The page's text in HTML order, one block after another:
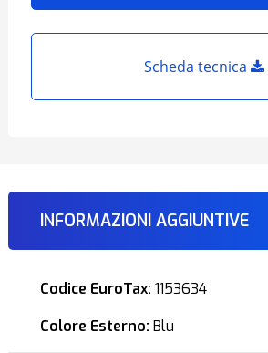
Scheda tecnica
INFORMAZIONI AGGIUNTIVE
Codice EuroTax: 1153634
Colore Esterno: Blu